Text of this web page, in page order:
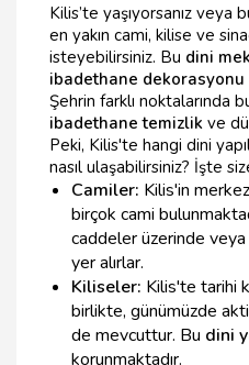
Kilis’te yaşıyorsanız veya
en yakın cami, kilise ve
isteyebilirsiniz. Bu dini
ibadethane dekorasyonu
Şehrin farklı noktalarında
ibadethane temizlik ve
Peki, Kilis'te hangi dini
nasıl ulaşabilirsiniz? İşte
Camiler: Kilis'in
birçok cami
caddeler üzerinde
yer alırlar.
Kiliseler: Kilis'te tarihi
birlikte, günümüzde
de mevcuttur. Bu dini
korunmaktadır.